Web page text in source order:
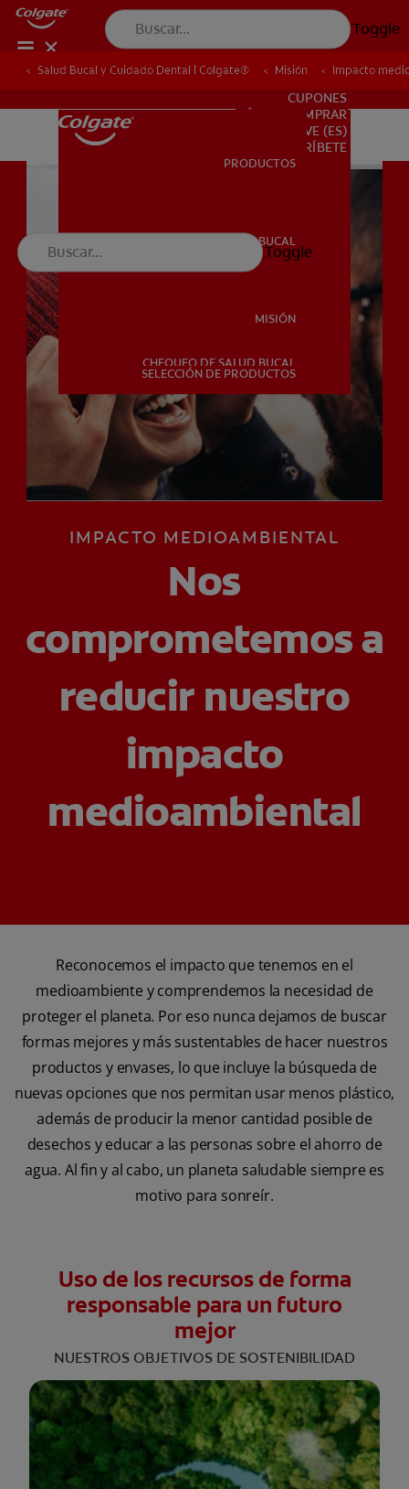
Toggle
PRODUCTOS
SALUD BUCAL
MISIÓN
CHEQUEO DE SALUD BUCAL
SELECCIÓN DE PRODUCTOS
PARA PROFESIONALES
VE (ES)
SUSCRÍBETE
PARA PROFESIONALES
CUPONES
DÓNDE COMPRAR
VE (ES)
SUSCRÍBETE
PRODUCTOS
SALUD BUCAL
MISIÓN
CHEQUEO DE SALUD BUCAL
SELECCIÓN DE PRODUCTOS
Toggle
Salud Bucal y Cuidado Dental | Colgate® Misión Impacto
Salud Bucal y Cuidado Dental | Colgate® Misión Impacto
IMPACTO MEDIOAMBIENTAL
Nos
comprometemos a
reducir nuestro
impacto
medioambiental
Reconocemos el impacto que tenemos en el
medioambiente y comprendemos la necesidad de
proteger el planeta. Por eso nunca dejamos de buscar
formas mejores y más sustentables de hacer nuestros
productos y envases, lo que incluye la búsqueda de
nuevas opciones que nos permitan usar menos plástico,
además de producir la menor cantidad posible de
desechos y educar a las personas sobre el ahorro de
agua. Al fin y al cabo, un planeta saludable siempre es
motivo para sonreír.
Uso de los recursos de forma
responsable para un futuro
mejor
NUESTROS OBJETIVOS DE SOSTENIBILIDAD